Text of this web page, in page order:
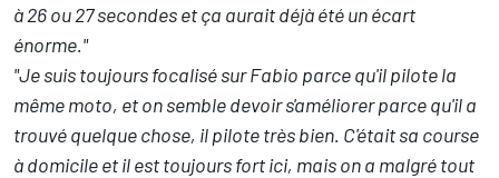
à 26 ou 27 secondes et ça aurait déjà été un écart
énorme."
"Je suis toujours focalisé sur Fabio parce qu'il pilote la
même moto, et on semble devoir s'améliorer parce qu'il a
trouvé quelque chose, il pilote très bien. C'était sa course
à domicile et il est toujours fort ici, mais on a malgré tout